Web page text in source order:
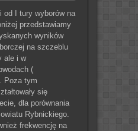
od I tury wyborów na
przedstawiamy
wyników
na szczeblu
ale i w
(
Poza tym
się
dla porównania
Rybnickiego.
frekwencję na